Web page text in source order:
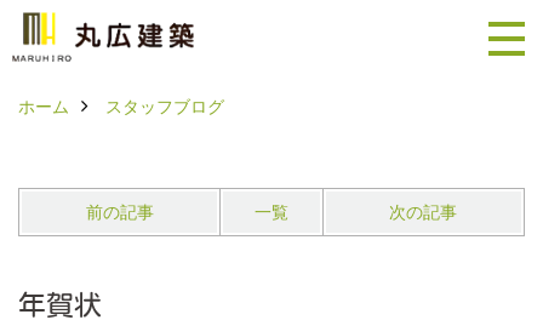
ホーム スタッフブログ
前の記事 一覧 次の記事
年賀状